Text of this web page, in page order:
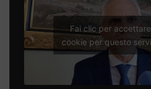
Fai clic per
cookie per questo